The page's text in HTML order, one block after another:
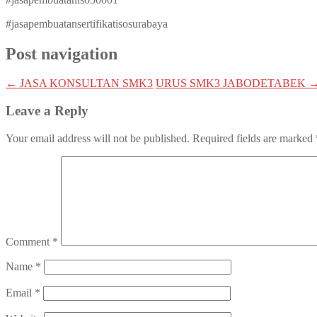
#jasapembuatansertifikatisosurabaya
Post navigation
← JASA KONSULTAN SMK3 URUS SMK3 JABODETABEK
Leave a Reply
Your email address will not be published. Required fields are marked
Comment *
Name *
Email *